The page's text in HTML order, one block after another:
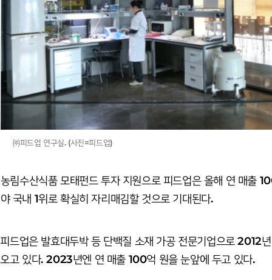
㈜피드업 연구실. (사진=피드업)
농림수산식품 모태펀드 투자 지원으로 피드업은 올해 연 매출
야 국내 1위로 확실히 자리매김할 것으로 기대된다.
피드업은 발효대두박 등 단백질 소재 가공 전문기업으로 2012
오고 있다. 2023년엔 연 매출 100억 원을 눈앞에 두고 있다.